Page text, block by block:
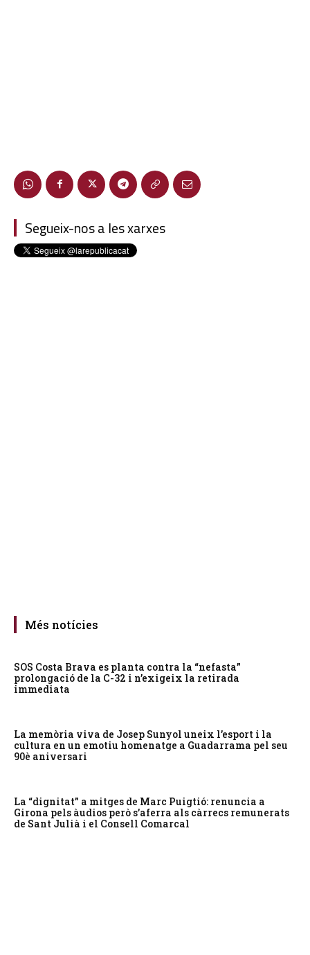
Segueix-nos a les xarxes
Més notícies
SOS Costa Brava es planta contra la “nefasta”
prolongació de la C-32 i n’exigeix la retirada
immediata
La memòria viva de Josep Sunyol uneix l’esport i la
cultura en un emotiu homenatge a Guadarrama pel seu
90è aniversari
La “dignitat” a mitges de Marc Puigtió: renuncia a
Girona pels àudios però s’aferra als càrrecs remunerats
de Sant Julià i el Consell Comarcal